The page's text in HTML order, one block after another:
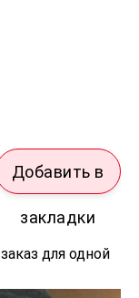
Добавить в
закладки
для одной